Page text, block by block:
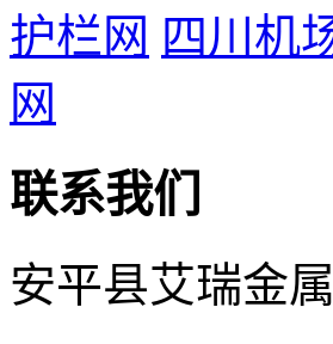
护栏网 四川机
网
联系我们
安平县艾瑞金